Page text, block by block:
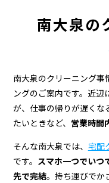
宅
配
ク
リ
ー
南大泉の
南大泉のクリーニング事
ングのご案内です。近
が、仕事の帰りが遅くな
たいときなど、 営業時間
そんな南大泉では、 宅配
です。 スマホ一つでいつ
先で完結。持ち運びでか